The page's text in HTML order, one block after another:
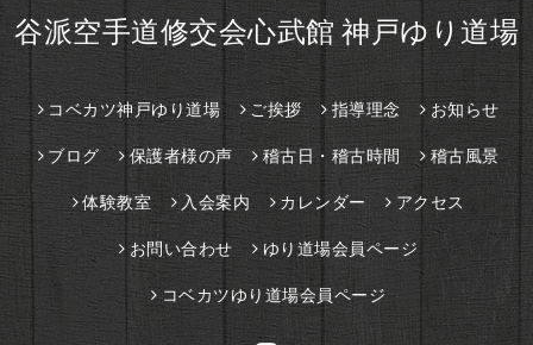
谷派空手道修交会心武館 神戸ゆり道場
コベカツ神戸ゆり道場 ご挨拶 指導理念 お知らせ
ブログ 保護者様の声 稽古日・稽古時間 稽古風景
体験教室 入会案内 カレンダー アクセス
お問い合わせ ゆり道場会員ページ
コベカツゆり道場会員ページ